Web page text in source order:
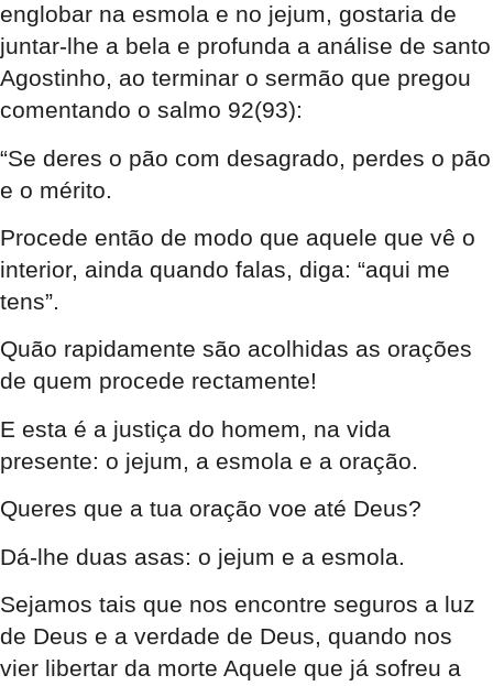
englobar na esmola e no jejum, gostaria de
juntar-lhe a bela e profunda a análise de santo
Agostinho, ao terminar o sermão que pregou
comentando o salmo 92(93):
“Se deres o pão com desagrado, perdes o pão
e o mérito.
Procede então de modo que aquele que vê o
interior, ainda quando falas, diga: “aqui me
tens”.
Quão rapidamente são acolhidas as orações
de quem procede rectamente!
E esta é a justiça do homem, na vida
presente: o jejum, a esmola e a oração.
Queres que a tua oração voe até Deus?
Dá-lhe duas asas: o jejum e a esmola.
Sejamos tais que nos encontre seguros a luz
de Deus e a verdade de Deus, quando nos
vier libertar da morte Aquele que já sofreu a